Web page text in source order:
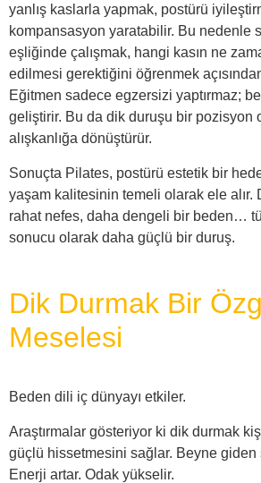
yanlış kaslarla yapmak, postürü
kompansasyon yaratabilir. Bu nedenle
eşliğinde çalışmak, hangi kasın ne
edilmesi gerektiğini öğrenmek
Eğitmen sadece egzersizi yaptırmaz;
geliştirir. Bu da dik duruşu bir pozisyon
alışkanlığa dönüştürür.
Sonuçta Pilates, postürü estetik bir
yaşam kalitesinin temeli olarak ele alır.
rahat nefes, daha dengeli bir beden…
sonucu olarak daha güçlü bir duruş.
Dik Durmak Bir
Meselesi
Beden dili iç dünyayı etkiler.
Araştırmalar gösteriyor ki dik durmak
güçlü hissetmesini sağlar. Beyne giden
Enerji artar. Odak yükselir.